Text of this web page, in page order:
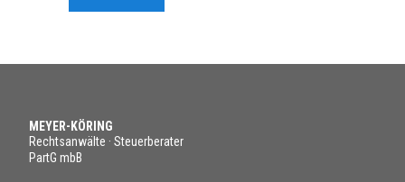
MEYER-KÖRING
Rechtsanwälte · Steuerberater
PartG mbB